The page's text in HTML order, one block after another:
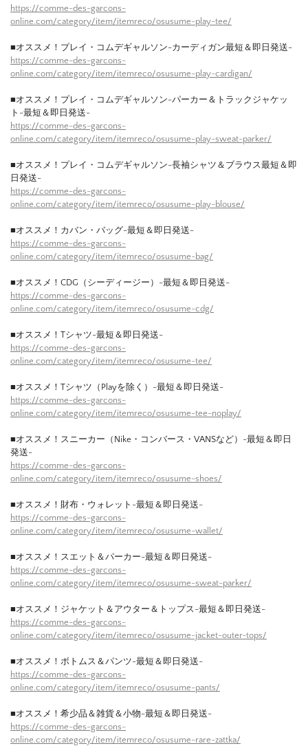
https://comme-des-garcons-
online.com/category/item/itemreco/osusume-play-tee/
■オススメ！プレイ・コムデギャルソン-カーディガン最短＆即日発送-
https://comme-des-garcons-
online.com/category/item/itemreco/osusume-play-cardigan/
■オススメ！プレイ・コムデギャルソン-パーカー＆トラックジャケッ
ト-最短＆即日発送-
https://comme-des-garcons-
online.com/category/item/itemreco/osusume-play-sweat-parker/
■オススメ！プレイ・コムデギャルソン-長袖シャツ＆ブラウス最短＆即
日発送-
https://comme-des-garcons-
online.com/category/item/itemreco/osusume-play-blouse/
■オススメ！カバン・バッグ-最短＆即日発送-
https://comme-des-garcons-
online.com/category/item/itemreco/osusume-bag/
■オススメ！CDG（シーディージー）-最短＆即日発送-
https://comme-des-garcons-
online.com/category/item/itemreco/osusume-cdg/
■オススメ！Tシャツ-最短＆即日発送-
https://comme-des-garcons-
online.com/category/item/itemreco/osusume-tee/
■オススメ！Tシャツ（Playを除く）-最短＆即日発送-
https://comme-des-garcons-
online.com/category/item/itemreco/osusume-tee-noplay/
■オススメ！スニーカー（Nike・コンバース・VANSなど）-最短＆即日
発送-
https://comme-des-garcons-
online.com/category/item/itemreco/osusume-shoes/
■オススメ！財布・ウォレット-最短＆即日発送-
https://comme-des-garcons-
online.com/category/item/itemreco/osusume-wallet/
■オススメ！スエット＆パーカー-最短＆即日発送-
https://comme-des-garcons-
online.com/category/item/itemreco/osusume-sweat-parker/
■オススメ！ジャケット＆アウター＆トップス-最短＆即日発送-
https://comme-des-garcons-
online.com/category/item/itemreco/osusume-jacket-outer-tops/
■オススメ！ボトムス＆パンツ-最短＆即日発送-
https://comme-des-garcons-
online.com/category/item/itemreco/osusume-pants/
■オススメ！希少品＆雑貨＆小物-最短＆即日発送-
https://comme-des-garcons-
online.com/category/item/itemreco/osusume-rare-zattka/